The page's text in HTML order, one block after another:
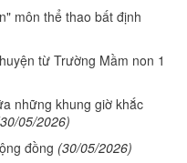
môn thể thao bất định
từ Trường Mầm non 1
những khung giờ khắc
05/2026)
đồng (30/05/2026)